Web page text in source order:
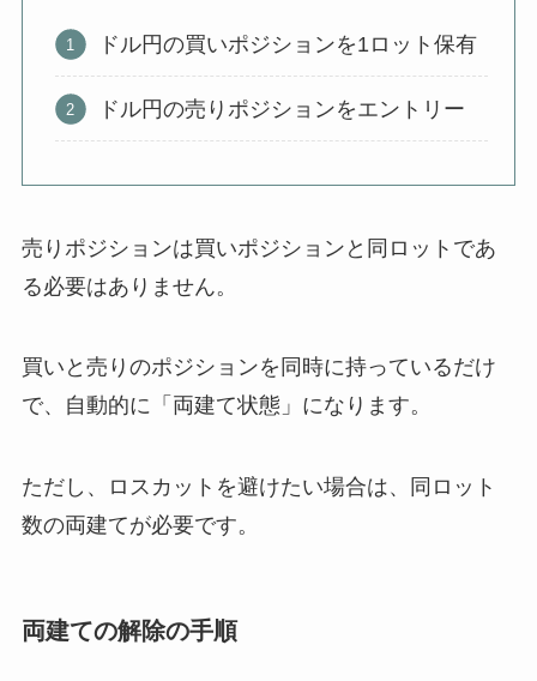
ドル円の買いポジションを1ロット保有
ドル円の売りポジションをエントリー
売りポジションは買いポジションと同ロットであ
る必要はありません。
買いと売りのポジションを同時に持っているだけ
で、自動的に「両建て状態」になります。
ただし、ロスカットを避けたい場合は、同ロット
数の両建てが必要です。
両建ての解除の手順